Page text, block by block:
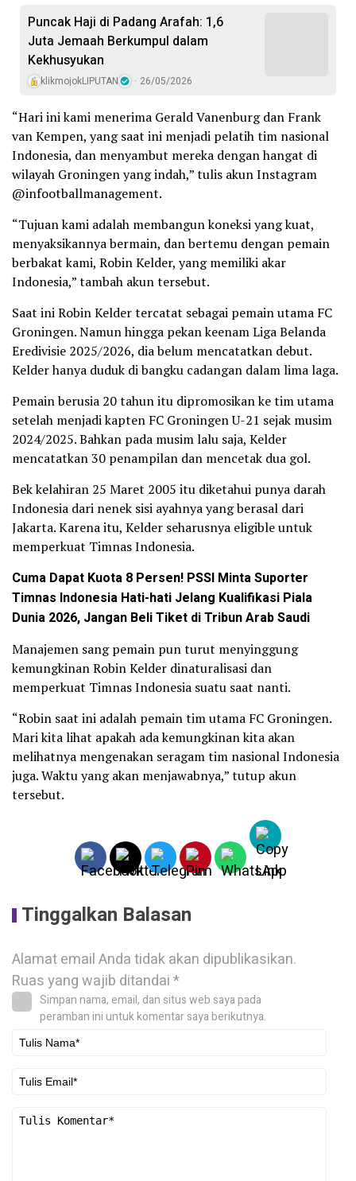
Puncak Haji di Padang Arafah: 1,6
Juta Jemaah Berkumpul dalam
Kekhusyukan
klikmojokLIPUTAN 26/05/2026
“Hari ini kami menerima Gerald Vanenburg dan Frank
van Kempen, yang saat ini menjadi pelatih tim nasional
Indonesia, dan menyambut mereka dengan hangat di
wilayah Groningen yang indah,” tulis akun Instagram
@infootballmanagement.
“Tujuan kami adalah membangun koneksi yang kuat,
menyaksikannya bermain, dan bertemu dengan pemain
berbakat kami, Robin Kelder, yang memiliki akar
Indonesia,” tambah akun tersebut.
Saat ini Robin Kelder tercatat sebagai pemain utama FC
Groningen. Namun hingga pekan keenam Liga Belanda
Eredivisie 2025/2026, dia belum mencatatkan debut.
Kelder hanya duduk di bangku cadangan dalam lima laga.
Pemain berusia 20 tahun itu dipromosikan ke tim utama
setelah menjadi kapten FC Groningen U-21 sejak musim
2024/2025. Bahkan pada musim lalu saja, Kelder
mencatatkan 30 penampilan dan mencetak dua gol.
Bek kelahiran 25 Maret 2005 itu diketahui punya darah
Indonesia dari nenek sisi ayahnya yang berasal dari
Jakarta. Karena itu, Kelder seharusnya eligible untuk
memperkuat Timnas Indonesia.
Cuma Dapat Kuota 8 Persen! PSSI Minta Suporter
Timnas Indonesia Hati-hati Jelang Kualifikasi Piala
Dunia 2026, Jangan Beli Tiket di Tribun Arab Saudi
Manajemen sang pemain pun turut menyinggung
kemungkinan Robin Kelder dinaturalisasi dan
memperkuat Timnas Indonesia suatu saat nanti.
“Robin saat ini adalah pemain tim utama FC Groningen.
Mari kita lihat apakah ada kemungkinan kita akan
melihatnya mengenakan seragam tim nasional Indonesia
juga. Waktu yang akan menjawabnya,” tutup akun
tersebut.
Tinggalkan Balasan
Alamat email Anda tidak akan dipublikasikan.
Ruas yang wajib ditandai*
Simpan nama, email, dan situs web saya pada
peramban ini untuk komentar saya berikutnya.